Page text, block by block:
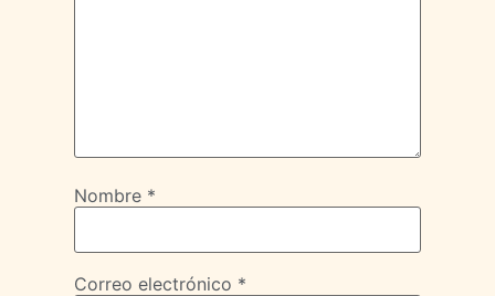
Nombre *
Correo electrónico *